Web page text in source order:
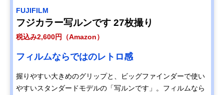
FUJIFILM
フジカラー写ルンです 27枚撮り
税込み2,600円（Amazon）
フィルムならではのレトロ感
握りやすい大きめのグリップと、ビッグファインダーで使い
やすいスタンダードモデルの「写ルンです」。フィルムなら